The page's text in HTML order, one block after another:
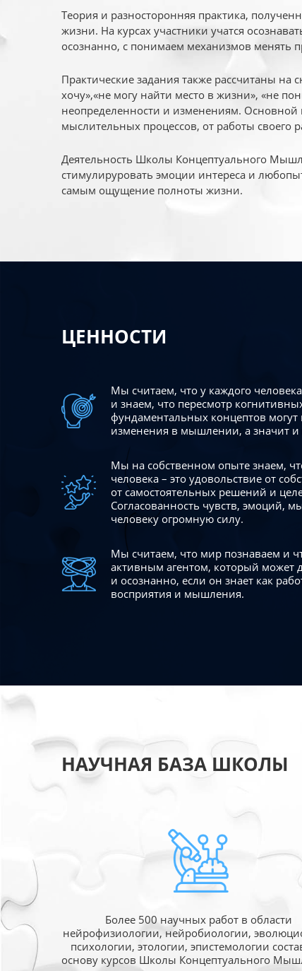
Теория и разносторонняя практика,
жизни. На курсах участники учатся
осознанно, с понимаем механизмов менять
Практические задания также рассчитаны на
хочу»,«не могу найти место в жизни», «не
неопределенности и изменениям. Основной
мыслительных процессов, от работы своего
Деятельность Школы Концептуального
стимулируровать эмоции интереса и
самым ощущение полноты жизни.
ЦЕННОСТИ
Мы считаем, что у каждого
и знаем, что пересмотр
фундаментальных концептов
изменения в мышлении, а значит и
Мы на собственном опыте знаем,
человека – это удовольствие от
от самостоятельных решений и
Согласованность чувств, эмоций,
человеку огромную силу.
Мы считаем, что мир познаваем и
активным агентом, который может
и осознанно, если он знает как
восприятия и мышления.
НАУЧНАЯ БАЗА ШКОЛЫ
Более 500 научных работ в области
нейрофизиологии, нейробиологии,
психологии, этологии, эпистемологии
основу курсов Школы Концептуального